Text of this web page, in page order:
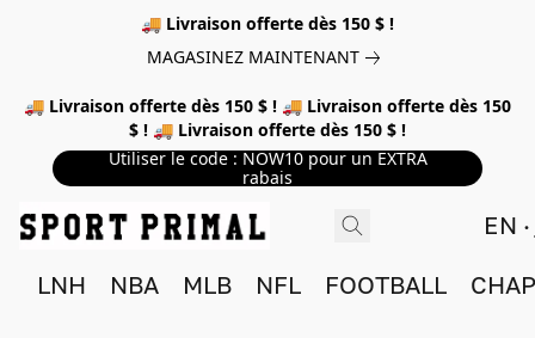
🚚 Livraison offerte dès 150 $ !
MAGASINEZ MAINTENANT
🚚 Livraison offerte dès 150 $ ! 🚚 Livraison offerte dès 150
$ ! 🚚 Livraison offerte dès 150 $ !
Utiliser le code : NOW10 pour un EXTRA
rabais
EN
LNH NBA MLB NFL FOOTBALL